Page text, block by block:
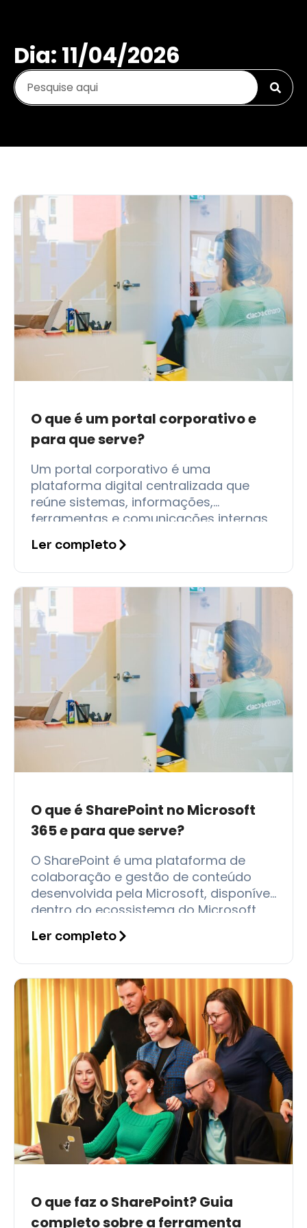
Dia: 11/04/2026
O que é um portal corporativo e
para que serve?
Um portal corporativo é uma
plataforma digital centralizada que
reúne sistemas, informações,
ferramentas e comunicações internas
ambiente acessível a todos os
Ler completo
O que é SharePoint no Microsoft
365 e para que serve?
O SharePoint é uma plataforma de
colaboração e gestão de conteúdo
desenvolvida pela Microsoft, disponível
dentro do ecossistema do Microsoft
365. Em termos práticos, ele permite
que equipes armazenem, organizem,
Ler completo
O que faz o SharePoint? Guia
completo sobre a ferramenta